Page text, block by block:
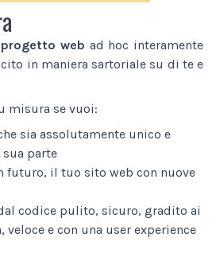
progetto web ad hoc interamente
in maniera sartoriale su di te e
misura se vuoi:
sia assolutamente unico e
parte
futuro, il tuo sito web con nuove
codice pulito, sicuro, gradito ai
e con una user experience